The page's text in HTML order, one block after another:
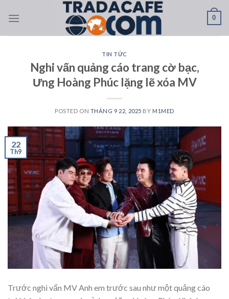
0
TIN TỨC
Nghi vấn quảng cáo trang cờ bạc,
Ưng Hoàng Phúc lặng lẽ xóa MV
POSTED ON THÁNG 9 22, 2025 BY M1MED
22
Th9
Trước nghi vấn MV Anh em trước sau như một quảng cáo